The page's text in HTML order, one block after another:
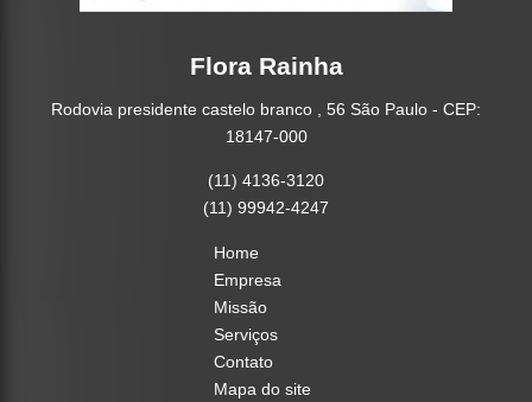
Flora Rainha
Rodovia presidente castelo branco , 56 São Paulo - CEP:
18147-000
(11) 4136-3120
(11) 99942-4247
Home
Empresa
Missão
Serviços
Contato
Mapa do site